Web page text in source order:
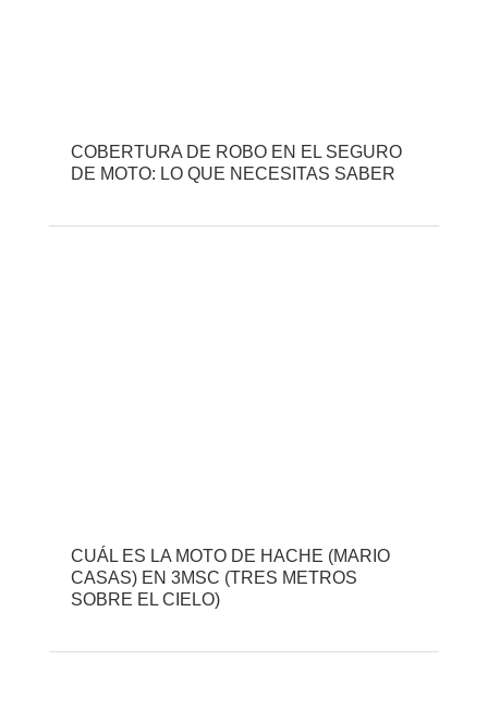
COBERTURA DE ROBO EN EL SEGURO
DE MOTO: LO QUE NECESITAS SABER
CUÁL ES LA MOTO DE HACHE (MARIO
CASAS) EN 3MSC (TRES METROS
SOBRE EL CIELO)